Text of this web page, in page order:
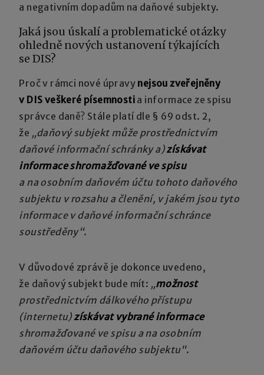
a negativním dopadům na daňové subjekty.
Jaká jsou úskalí a problematické otázky
ohledně nových ustanovení týkajících
se DIS?
Proč v rámci nové úpravy nejsou zveřejněny
v DIS veškeré písemnosti a informace ze spisu
správce daně? Stále platí dle § 69 odst. 2,
že „daňový subjekt může prostřednictvím
daňové informační schránky a)získávat
informace shromažďované ve spisu
a na osobním daňovém účtu tohoto daňového
subjektu v rozsahu a členění, v jakém jsou tyto
informace v daňové informační schránce
soustředěny“.
V důvodové zprávě je dokonce uvedeno,
že daňový subjekt bude mít: „možnost
prostřednictvím dálkového přístupu
(internetu) získávat vybrané informace
shromažďované ve spisu a na osobním
daňovém účtu daňového subjektu“.